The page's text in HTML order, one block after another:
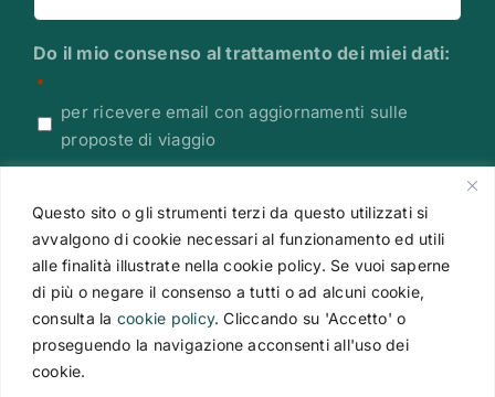
Questo sito o gli strumenti terzi da questo utilizzati si
avvalgono di cookie necessari al funzionamento ed utili
alle finalità illustrate nella cookie policy. Se vuoi saperne
di più o negare il consenso a tutti o ad alcuni cookie,
consulta la cookie policy. Cliccando su 'Accetto' o
proseguendo la navigazione acconsenti all'uso dei
cookie.
Do il mio consenso al trattamento dei miei dati:
*
per ricevere email con aggiornamenti sulle
proposte di viaggio
CAPTCHA